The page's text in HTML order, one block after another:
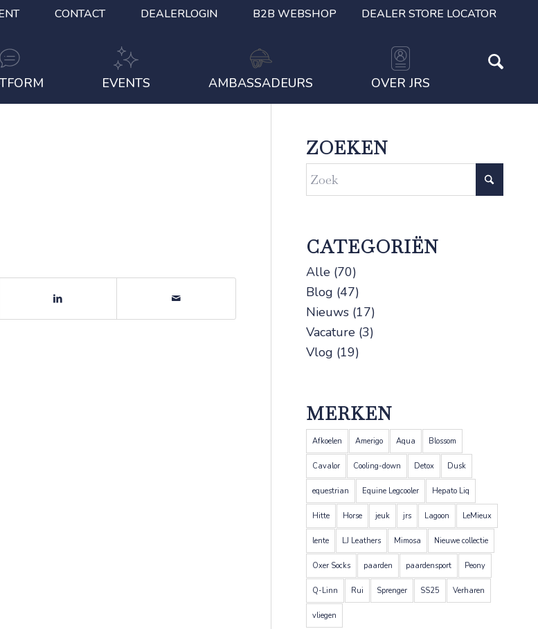
CONTACT DEALERLOGIN B2B WEBSHOP DEALER STORE LOCATOR
EVENTS AMBASSADEURS OVER JRS
ZOEKEN
CATEGORIËN
Alle (70)
Blog (47)
Nieuws (17)
Vacature (3)
Vlog (19)
MERKEN
Afkoelen Amerigo Aqua Blossom
Cavalor Cooling-down Detox Dusk
equestrian Equine Legcooler Hepato Liq
Hitte Horse jeuk jrs Lagoon LeMieux
lente LJ Leathers Mimosa Nieuwe collectie
Oxer Socks paarden paardensport Peony
Q-Linn Rui Sprenger SS25 Verharen
vliegen